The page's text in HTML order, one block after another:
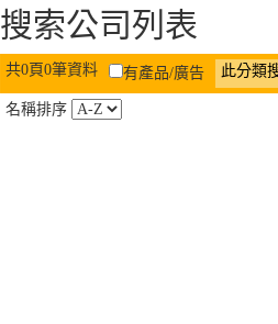
搜索公司列表
共0頁0筆資料 有產品/廣告 此分類
名稱排序